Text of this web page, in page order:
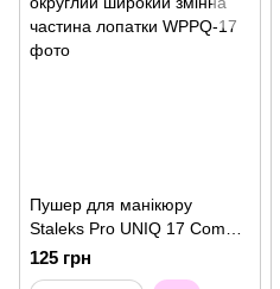
Пушер для манікюру
Staleks Pro UNIQ 17 Combo
округлий широкий змінна
частина лопатки
125 грн